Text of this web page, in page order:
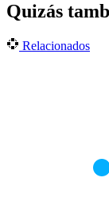
Quizás
Relacionados